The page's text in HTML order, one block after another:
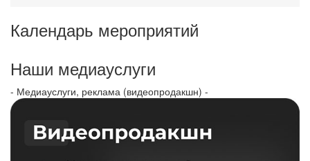
Календарь мероприятий
Наши медиауслуги
- Медиауслуги, реклама (видеопродакшн) -